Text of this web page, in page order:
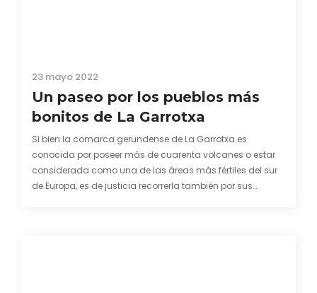
23 mayo 2022
Un paseo por los pueblos más
bonitos de La Garrotxa
Si bien la comarca gerundense de La Garrotxa es
conocida por poseer más de cuarenta volcanes o estar
considerada como una de las áreas más fértiles del sur
de Europa, es de justicia recorrerla también por sus